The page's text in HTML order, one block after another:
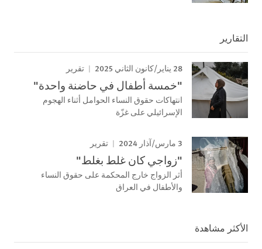
التقارير
28 يناير/كانون الثاني 2025 تقرير
"خمسة أطفال في حاضنة واحدة"
انتهاكات حقوق النساء الحوامل أثناء الهجوم
الإسرائيلي على غزّة
3 مارس/آذار 2024 تقرير
"زواجي كان غلط بغلط"
أثر الزواج خارج المحكمة على حقوق النساء
والأطفال في العراق
الأكثر مشاهدة